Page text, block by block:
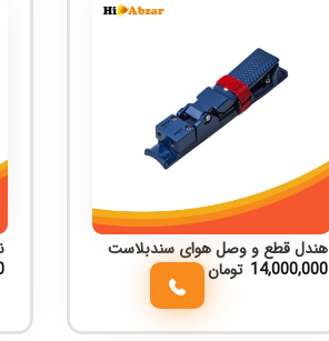
هندل قطع و وصل هوای سندبلاست
14,000,000 تومان